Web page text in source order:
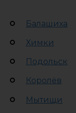
Балашиха
Химки
Подольск
Королёв
Мытищи